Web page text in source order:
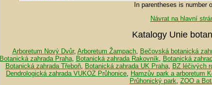
In parentheses is number
Návrat na hlavní
Katalogy Unie
Arboretum Nový Dvůr, Arboretum Žampach, Bečovská botanická
Botanická zahrada Praha, Botanická zahrada Rakovník Botanická
Botanická zahrada Třeboň, Botanická zahrada UK Praha, BZ léčivých
Dendrologická zahrada VUKOZ Průhonice
Hamzův park a arboretum
Průhonický park ZOO a